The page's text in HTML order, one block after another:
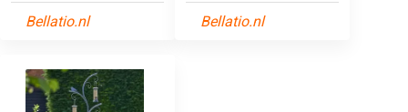
Bellatio.nl
Bellatio.nl